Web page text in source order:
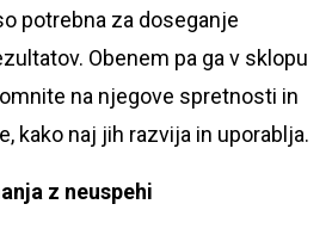
potrebna za doseganje
Obenem pa ga v sklopu
na njegove spretnosti in
kako naj jih razvija in uporablja.
z neuspehi